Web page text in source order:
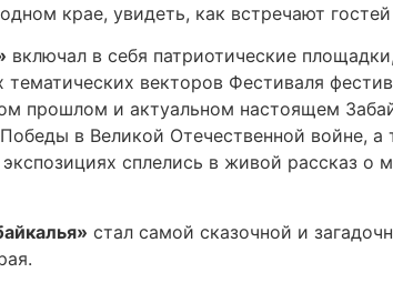
крае, увидеть, как встречают
включал в себя патриотические
векторов Фестиваля
прошлом и актуальном настоящем
в Великой Отечественной войне,
сплелись в живой рассказ
стал самой сказочной и